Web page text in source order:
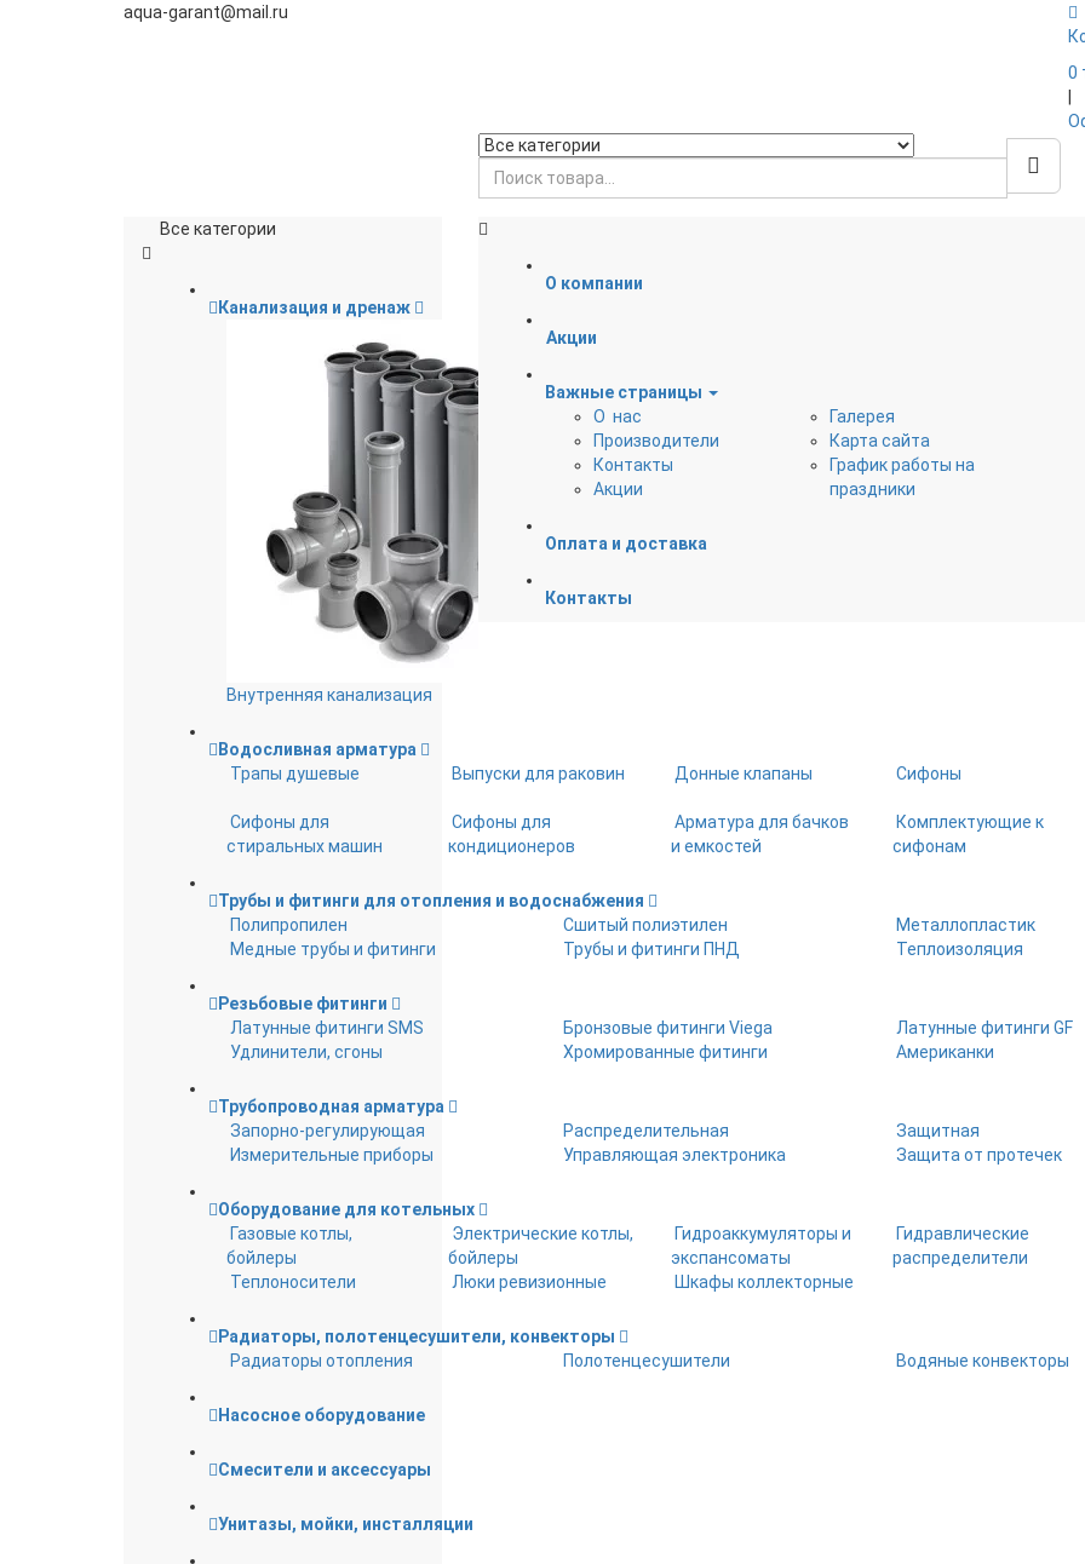
aqua-garant@mail.ru
0
Все категории
Канализация и дренаж
Внутренняя канализация
Наружная канализация
Водосливная арматура
Трапы душевые
Выпуски для раковин Донные клапаны Сифоны
Сифоны для
стиральных машин
Сифоны для
кондиционеров
Арматура для бачков
и емкостей
Комплектующие к
сифонам
Трубы и фитинги для отопления и водоснабжения
Полипропилен
Сшитый полиэтилен Металлопластик
Медные трубы и фитинги
Трубы и фитинги ПНД Теплоизоляция
Резьбовые фитинги
Латунные фитинги SMS
Бронзовые фитинги Viega Латунные фитинги GF
Удлинители, сгоны
Хромированные фитинги Американки
Трубопроводная арматура
Запорно-регулирующая
Распределительная Защитная
Измерительные приборы
Управляющая электроника Защита от протечек
Оборудование для котельных
Газовые котлы,
бойлеры
Электрические котлы,
бойлеры
Гидроаккумуляторы и
экспансоматы
Гидравлические
распределители
Теплоносители
Люки ревизионные Шкафы коллекторные
Радиаторы, полотенцесушители, конвекторы
Радиаторы отопления
Полотенцесушители Водяные конвекторы
Насосное оборудование
Смесители и аксессуары
Унитазы, мойки, инсталляции
О компании
Акции
Важные страницы
О нас
Производители
Контакты
Акции
Галерея
Карта сайта
График работы на
праздники
Оплата и доставка
Контакты